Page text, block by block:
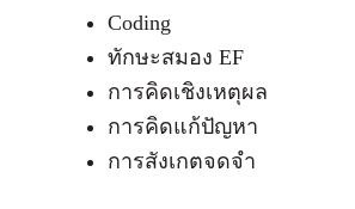
Coding
ทักษะสมอง EF
การคิดเชิงเหตุผล
การคิดแก้ปัญหา
การสังเกตจดจำ